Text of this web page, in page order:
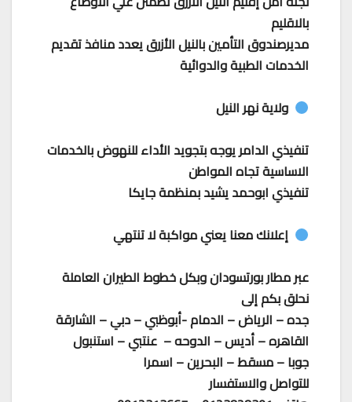
بالاقليم
مديرصندوق التأمين بالنيل الأزرق يعدد منافذ تقديم
الخدمات الطبية والدوائية
ولاية نهر النيل
تنفيذي الدامر يوجه بتجويد الأداء للنهوض بالخدمات
الاساسية تجاه المواطن
تنفيذي ابوحمد يشيد بمنظمة جايكا
إعلانك معنا يعني مواكبة لا تنتهي
عبر مطار بورتسودان وبكل خطوط الطيران العاملة
نحلق بكم إلى
جده – الرياض – الدمام -أبوظبي – دبي – الشارقة
القاهره – أديس – الدوحه – عنتبي – استنبول
جوبا – مسقط – البحرين – اسمرا
للتواصل والاستفسار